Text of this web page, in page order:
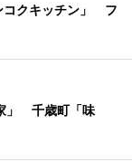
コクキッチン」 フ
」 千歳町「味